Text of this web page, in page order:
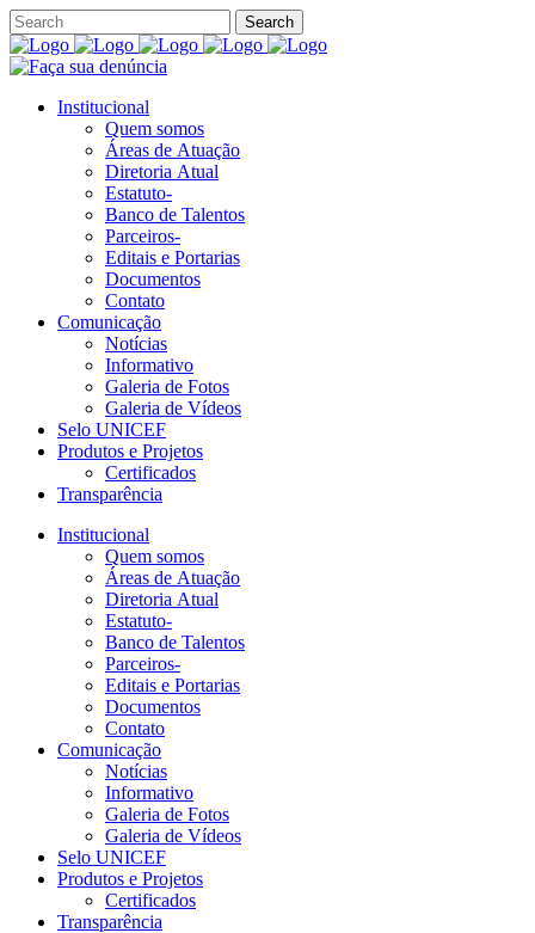
Institucional
Quem somos
Áreas de Atuação
Diretoria Atual
Estatuto-
Banco de Talentos
Parceiros-
Editais e Portarias
Documentos
Contato
Comunicação
Notícias
Informativo
Galeria de Fotos
Galeria de Vídeos
Selo UNICEF
Produtos e Projetos
Certificados
Transparência
Institucional
Quem somos
Áreas de Atuação
Diretoria Atual
Estatuto-
Banco de Talentos
Parceiros-
Editais e Portarias
Documentos
Contato
Comunicação
Notícias
Informativo
Galeria de Fotos
Galeria de Vídeos
Selo UNICEF
Produtos e Projetos
Certificados
Transparência